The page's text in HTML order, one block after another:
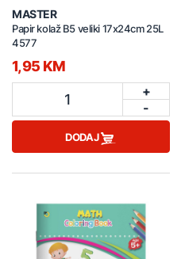
MASTER
Papir kolaž B5 veliki 17x24cm 25L
4577
1,95 KM
1
+
-
DODAJ